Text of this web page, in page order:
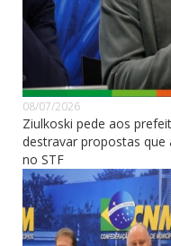
08/07/2026
Ziulkoski pede aos
destravar propostas
no STF